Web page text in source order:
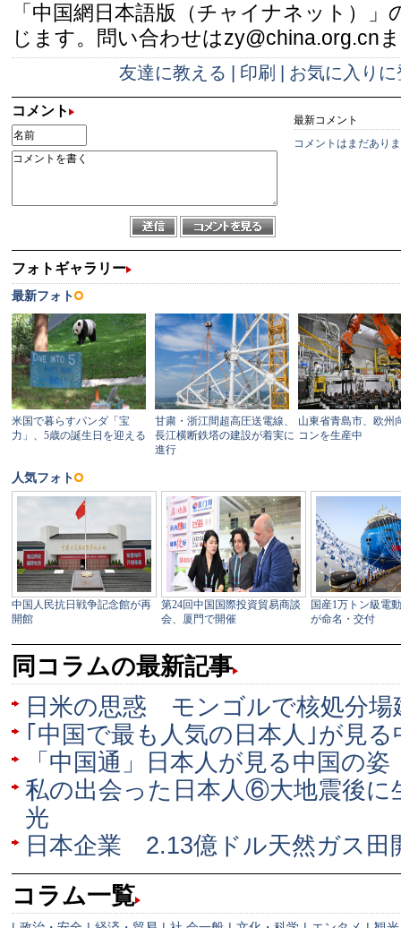
「中国網日本語版（チャイナネット）」
じます。問い合わせはzy@china.org.cn
友達に教える 印刷 お気に入りに
コメント
最新コメント
コメントはまだあり
同コラムの最新記事
日米の思惑 モンゴルで核処分場
｢中国で最も人気の日本人｣が見
「中国通」日本人が見る中国の姿
私の出会った日本人⑥大地震後に
光
日本企業 2.13億ドル天然ガス田
コラム一覧